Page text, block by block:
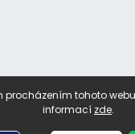
procházením tohoto
informací zde.